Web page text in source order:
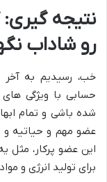
نتیجه
رو شاداب
خب، رسیدیم به آخر
حسابی با ویژگی
شده باشی و تمام
عضو مهم و حیاتیه و
این عضو پرکار، مثل
برای تولید انرژی و